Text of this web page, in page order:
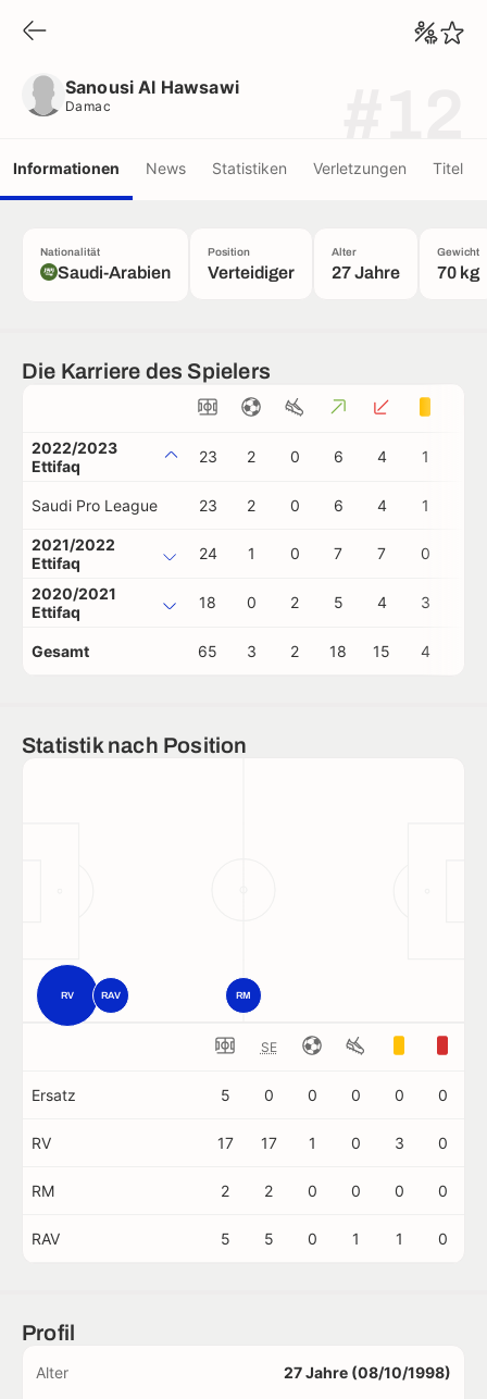
Sanousi Al Hawsawi
Damac
Informationen News Statistiken Verletzungen Titel
Nationalität
Saudi-Arabien
Position
Verteidiger
Alter
27 Jahre
Gewicht
70 kg
Die Karriere des Spielers
2022/2023
Ettifaq
23 2 0 6 4 1
Saudi Pro League 23 2 0 6 4 1
2021/2022
Ettifaq
24 1 0 7 7 0
2020/2021
Ettifaq
18 0 2 5 4 3
Gesamt 65 3 2 18 15 4
Statistik nach Position
RV RAV RM
SE
Ersatz 5 0 0 0 0 0
RV 17 17 1 0 3 0
RM 2 2 0 0 0 0
RAV 5 5 0 1 1 0
Profil
Alter 27 Jahre (08/10/1998)